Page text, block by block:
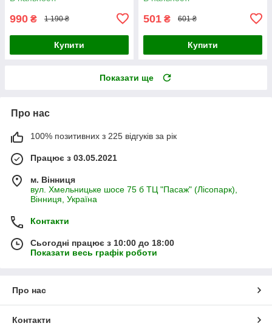
990 ₴ 1 190 ₴
Купити
501 ₴ 601 ₴
Купити
Показати ще
Про нас
100% позитивних з 225 відгуків за рік
Працює з 03.05.2021
м. Вінниця
вул. Хмельницьке шосе 75 б ТЦ "Пасаж" (Лісопарк),
Вінниця, Україна
Контакти
Сьогодні працює з 10:00 до 18:00
Показати весь графік роботи
Про нас
Контакти